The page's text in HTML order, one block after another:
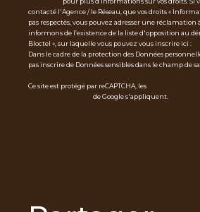
contacté l'Agence / le Réseau, que vos droits «
pas respectés, vous pouvez adresser une réclamation
informons de l’existence de la liste d'opposition au
Bloctel », sur laquelle vous pouvez vous inscrire ici :
Dans le cadre de la protection des Données
pas inscrire de Données sensibles dans le champ de
Ce site est protégé par reCAPTCHA, les
de Google s'appliquent.